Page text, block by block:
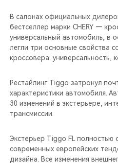
НОВИНКИ
БЛАГОТВОРИТЕЛЬНОСТЬ
CHERY REMOTE
CHERY И СПОРТ
CHERY ДЛЯ ДЕТЕЙ
В салонах официальных
бестселлер марки CHERY —
универсальный автомобиль, в
легли три основные свойства
кроссовера: универсальность,
Рестайлинг Tiggo затронул
характеристики автомобиля.
30 изменений в экстерьере,
трансмиссии.
Экстерьер Tiggo FL полностью
современных европейских
дизайна. Все изменения